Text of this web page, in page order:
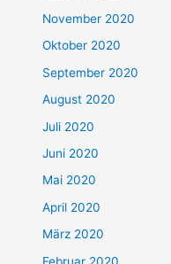
November 2020
Oktober 2020
September 2020
August 2020
Juli 2020
Juni 2020
Mai 2020
April 2020
März 2020
Februar 2020